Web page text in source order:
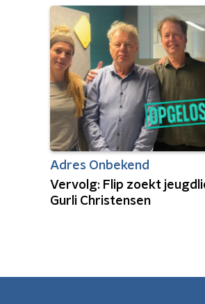
Adres Onbekend
Vervolg: Flip zoekt
Gurli Christensen